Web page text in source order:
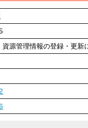
資源管理情報の登録・更新